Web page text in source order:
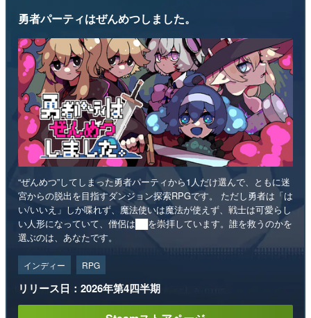
“ぜんめつ”してしまった勇者パーティから1人だけ選んで、ともに迷
宮からの脱出を目指すダンジョン探索RPGです。 ただし勇者は「は
い/いいえ」しか喋れず、魔法使いは魔法が使えず、戦士は可愛らし
い人形になっていて、僧侶は██を崇拝しています。誰を救うのかを
選ぶのは、あなたです。
インディー RPG
リリース日：2026年第4四半期